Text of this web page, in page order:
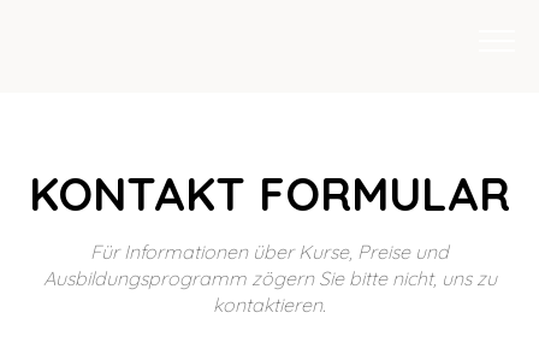
KONTAKT FORMULAR
Für Informationen über Kurse, Preise und
Ausbildungsprogramm zögern Sie bitte nicht, uns zu
kontaktieren.